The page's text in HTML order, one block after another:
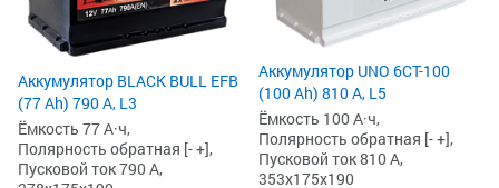
Аккумулятор BLACK BULL EFB
(77 Ah) 790 А, L3
Ёмкость 77 А·ч,
Полярность обратная [- +],
Пусковой ток 790 А,
Аккумулятор UNO 6CT-100
(100 Ah) 810 А, L5
Ёмкость 100 А·ч,
Полярность обратная [- +],
Пусковой ток 810 А,
353x175x190